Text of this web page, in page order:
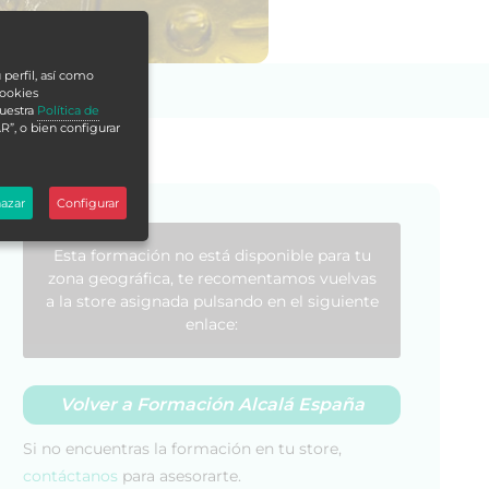
Esta formación no está disponible para tu
zona geográfica, te recomentamos vuelvas
a la store asignada pulsando en el siguiente
enlace:
Volver a Formación Alcalá España
Si no encuentras la formación en tu store,
contáctanos para asesorarte.
perfil, así como
Política de
o bien configurar
Configurar